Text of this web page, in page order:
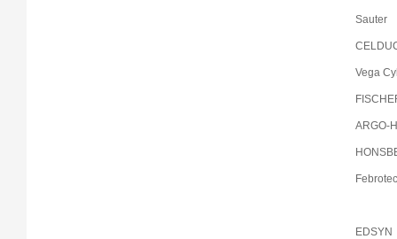
Sauter
Vega
ARGO-
EDSYN